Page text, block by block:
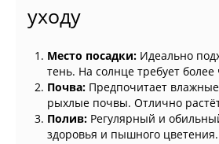
уходу
Место посадки: Идеально
тень. На солнце требует более
Почва: Предпочитает
рыхлые почвы. Отлично
Полив: Регулярный и
здоровья и пышного